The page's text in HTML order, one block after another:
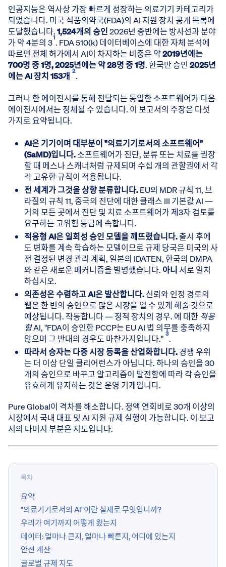
인공지능은 역사상 가장 빠르게 성장하는 의료기기 카테고리가
되었습니다. 미국 식품의약국(FDA)의 AI 지원 장치 공개 목록에
도달했습니다.1,524개의 승인2026년 중반에는 방사선과 분야
가 약 4분의 31. FDA 510(k) 데이터베이스에 대한 자체 분석에
따르면 전체 허가에서 AI이 차지하는 비중은 약2019년에는
700명 중 1명, 2025년에는 약 28명 중 1명. 한국만 승인 2025년
에는 AI 장치 153개 2.
그러나 한 에이전시를 통해 전달되는 동일한 소프트웨어가 다음
에이전시에서는 정체될 수 있습니다. 이 보고서의 주장은 다섯
가지로 요약됩니다.
AI은 기기이며 대부분이 "의료기기로서의 소프트웨어"
(SaMD)입니다.소프트웨어가 진단, 분류 또는 치료를 권장
할 때 메스나 스캐너처럼 규제되며 수십 개의 관할권에서 각
각 고유한 규칙이 적용됩니다.
전 세계가 그것을 상향 분류합니다.EU의 MDR 규칙 11, 브
라질의 규칙 11, 중국의 진단에 대한 클래스 III 기본값 AI —
거의 모든 곳에서 진단 및 치료 소프트웨어가 제3자 검토를
요구하는 고위험 등급에 속합니다.
적응형 AI은 일회성 승인 모델을 깨뜨렸습니다.출시 후에
도 변화를 계속 학습하는 모델이므로 규제 당국은 미국의 사
전 결정된 변경 관리 계획, 일본의 IDATEN, 한국의 DMPA
와 같은 새로운 메커니즘을 발명했습니다. 아니 서로 일치
하십시오.
의존성은 수렴하고 AI은 발산합니다.신뢰와 인정 경로의
웹은 한 번의 승인으로 많은 시장을 열 수 있게 해줄 것으로
예상됩니다. 작동합니다 — 정적 장치의 경우. 에 대한 적응
형AI, "FDA이 승인한 PCCP는 EU AI 법 의무를 충족하지
않으며 그 반대의 경우도 마찬가지입니다." 3.
따라서 승자는 다중 시장 등록을 산업화합니다.경쟁 우위
는 더 이상 단일 클리어런스가 아닙니다. 하나의 승인을 30
개의 승인으로 바꾸고 알고리즘이 발전함에 따라 각 승인을
유효하게 유지하는 것은 운영 기계입니다.
Pure Global이 격차를 해소합니다. 정액 연회비로 30개 이상의
시장에서 국내 대표 및 AI 지원 규제 실행이 가능합니다. 이 보고
서의 나머지 부분은 지도입니다.
목차
요약
"의료기기로서의 AI"이란 실제로 무엇입니까?
우리가 여기까지 어떻게 왔는지
데이터: 얼마나 큰지, 얼마나 빠른지, 어디에 있는지
안전 계산
글로벌 규제 지도